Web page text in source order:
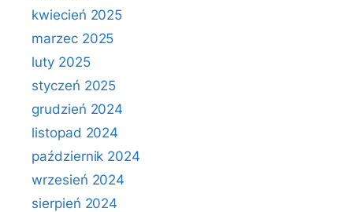
kwiecień 2025
marzec 2025
luty 2025
styczeń 2025
grudzień 2024
listopad 2024
październik 2024
wrzesień 2024
sierpień 2024